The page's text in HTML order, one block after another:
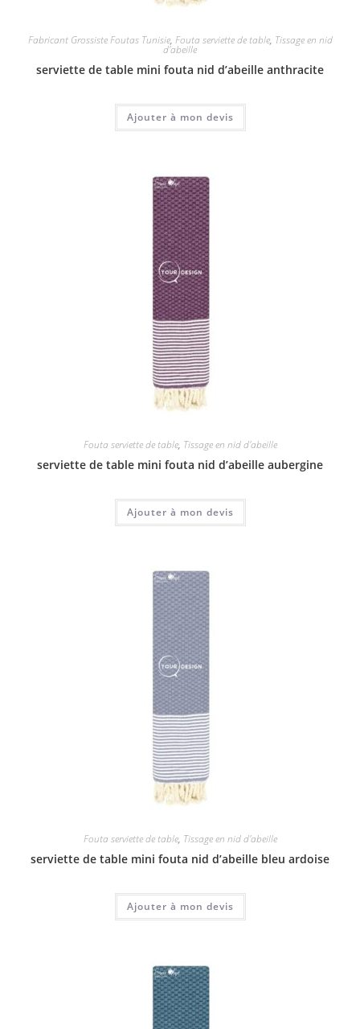
Fabricant Grossiste Foutas Tunisie, Fouta serviette de table, Tissage en nid
d'abeille
serviette de table mini fouta nid d’abeille anthracite
Ajouter à mon devis
Fouta serviette de table, Tissage en nid d'abeille
serviette de table mini fouta nid d’abeille aubergine
Ajouter à mon devis
Fouta serviette de table, Tissage en nid d'abeille
serviette de table mini fouta nid d’abeille bleu ardoise
Ajouter à mon devis